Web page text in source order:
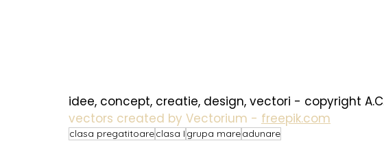
idee, concept, creatie, design, vectori - copyright
vectors created by Vectorium - freepik.com
clasa pregatitoareclasa I grupa mareadunare